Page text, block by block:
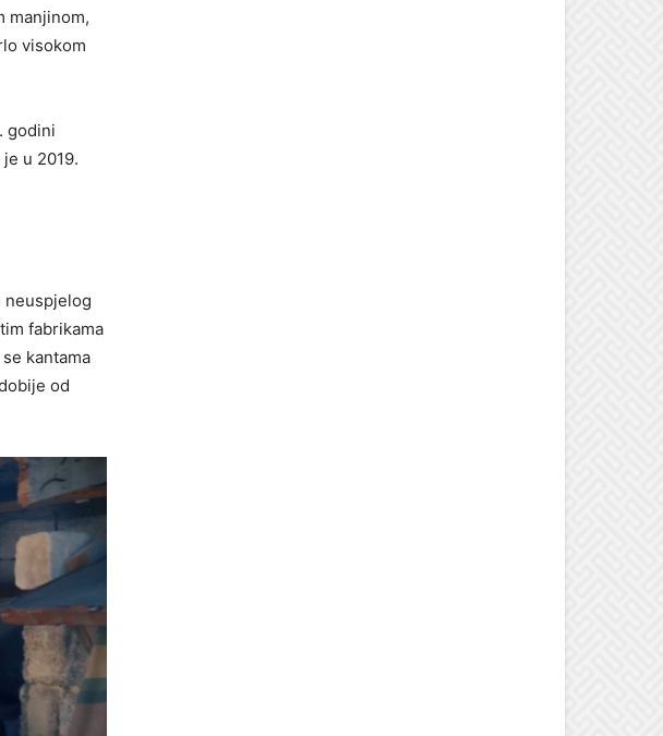
manjinom,
visokom
godini
u 2019.
neuspjelog
fabrikama
kantama
od